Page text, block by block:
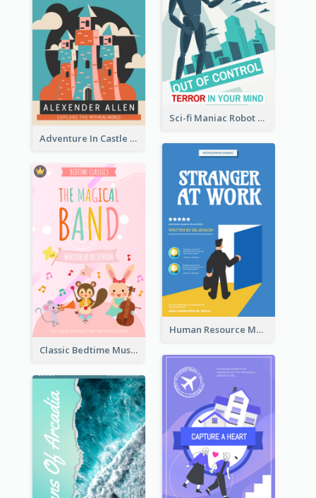
Sci-fi Maniac Robot Book Cover
Adventure In Castle Book Cover
Human Resource Management Book Cover
Classic Bedtime Musical Story Book Cover